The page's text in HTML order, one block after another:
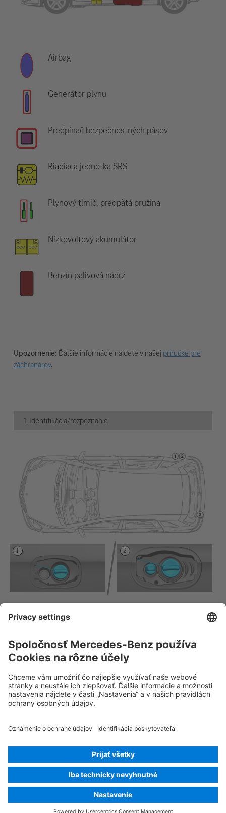
Airbag
Generátor plynu
Predpínač bezpečnostných pásov
Riadiaca jednotka SRS
Plynový tlmič, predpätá pružina
Nízkovoltový akumulátor
Benzín palivová nádrž
Upozornenie: Ďalšie informácie nájdete v našej príručke pre
záchranárov.
1. Identifikácia/rozpoznanie
245.1
Vybrať jazyk
© 2026Mercedes-Benz AG
Označenie poskytovateľa
Nastavenia súborov cookie
Ochrana údajov